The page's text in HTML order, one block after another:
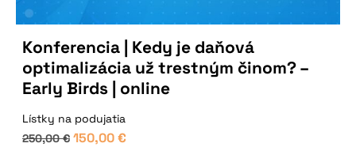
Konferencia | Kedy je daňová
optimalizácia už trestným činom? –
Early Birds | online
Lístky na podujatia
250,00€ 150,00€